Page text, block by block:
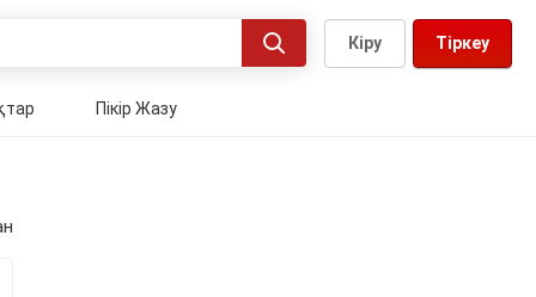
Тіркеу
Кіру
Пікір Жазу